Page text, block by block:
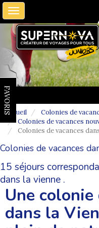
Toggle
navigation
FAVORIS
Accueil Colonies de
Colonies de vacances
Colonies de vacances
Colonies de vacances
15 séjours
dans la vienne .
Une colonie
dans la